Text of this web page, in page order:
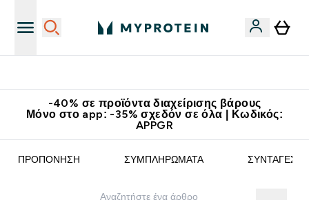
-40% σε προϊόντα διαχείρισης βάρους
Μόνο στο app: -35% σχεδόν σε όλα | Κωδικός:
APPGR
ΠΡΟΠΌΝΗΣΗ ΣΥΜΠΛΗΡΏΜΑΤΑ ΣΥΝΤΑΓΈΣ